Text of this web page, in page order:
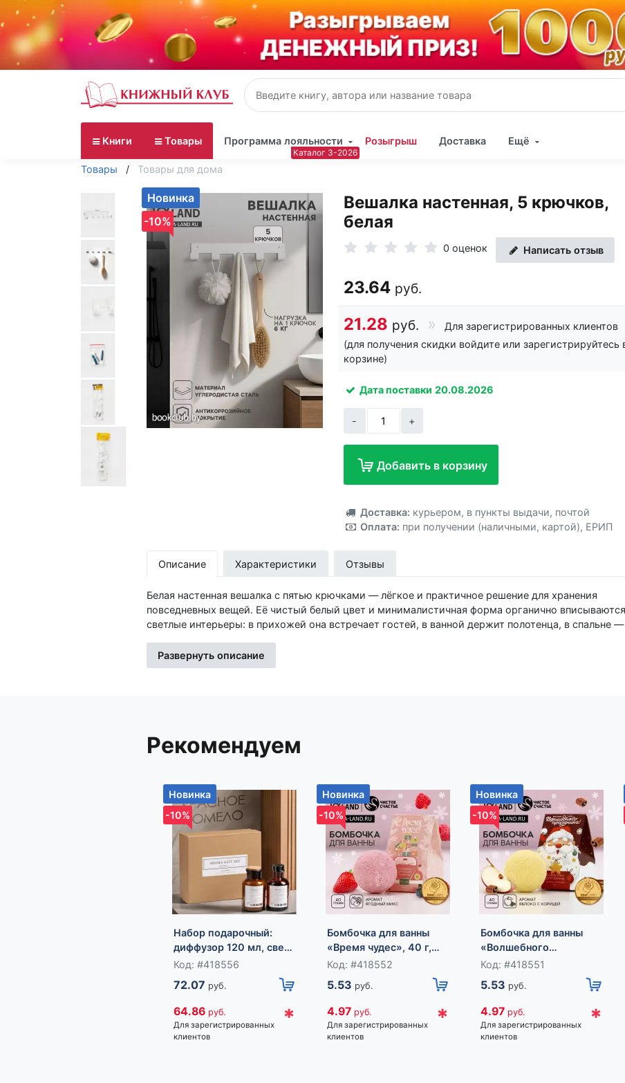
Книги Товары Программа лояльности Розыгрыш Доставка Ещё
Товары Товары для дома
Новинка
-10%
Вешалка настенная, 5 крючков,
белая
0 оценок Написать отзыв
23.64 руб.
21.28 руб.
Для зарегистрированных клиентов
(для получения скидки войдите или зарегистрируйтесь
корзине)
Дата поставки 20.08.2026
- +
Добавить в корзину
Добавлено!
Доставка: курьером, в пункты выдачи, почтой
Оплата: при получении (наличными, картой), ЕРИП
Описание Характеристики Отзывы
Белая настенная вешалка с пятью крючками — лёгкое и практичное решение для хранения
повседневных вещей. Её чистый белый цвет и минималистичная форма органично
светлые интерьеры: в прихожей она встречает гостей, в ванной держит полотенца, в спальне —
Изготовлена из углеродистой стали — прочной основы, устойчивой к деформации даже при
постоянной нагрузке. Пять крючков расположены с учётом реального использования:
кто предпочитает практичность в светлых тонах. Она не требует сборки, не занимает полезную
площадь и не отвлекает взгляд — просто решает задачу: повесить, взять, повесить снова.
усилий. Дополнительно Нагрузка на 1 крючок - 6 кг. Наша компания работает только с
проверенными поставщиками и брендами, поэтому вы делаете правильный выбор. Для вашего
удобства при оформлении заказа по телефону назовите код товара: 418049
Импортер: Частное торговое унитарное предприятие «Книжный Клуб», Республика Беларусь,
223060, Минская обл., Минский р-н, Новодворский с/с, дом 40, помещение 12а
Развернуть описание
Рекомендуем
Новинка
-10%
Набор подарочный:
диффузор 120 мл, свеча
ароматическая, 120 г,
Код: #418556
72.07 руб.
64.86 руб.
Для зарегистрированных
клиентов
*
Новинка
-10%
Бомбочка для ванны
«Время чудес», 40 г,
аромат ягодный,
Код: #418552
5.53 руб.
4.97 руб.
Для зарегистрированных
клиентов
*
Новинка
-10%
Бомбочка для ванны
«Волшебного
праздника!», 40 г,
корицей, Чистое
счастье
Код: #418551
5.53 руб.
4.97 руб.
Для зарегистрированных
клиентов
*